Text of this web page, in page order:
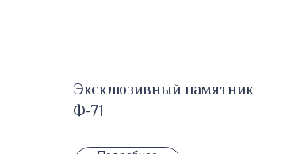
Эксклюзивный памятник
Ф-71